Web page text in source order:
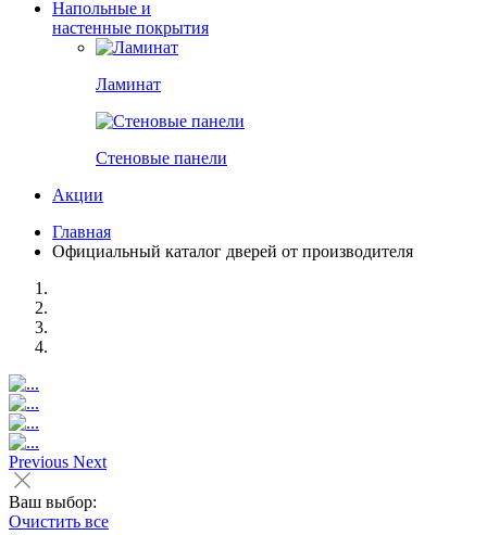
Напольные и
настенные покрытия
Ламинат
Стеновые панели
Акции
Главная
Официальный каталог дверей от производителя
Previous Next
Ваш выбор:
Очистить все